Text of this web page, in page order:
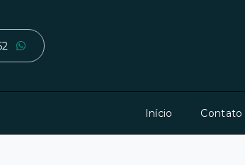
Início Contato